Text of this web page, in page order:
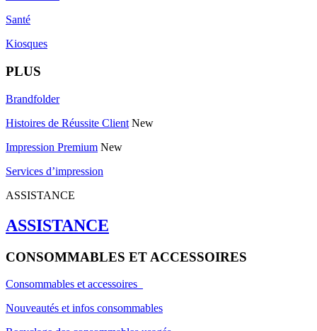
Santé
Kiosques
PLUS
Brandfolder
Histoires de Réussite Client New
Impression Premium New
Services d’impression
ASSISTANCE
ASSISTANCE
CONSOMMABLES ET ACCESSOIRES
Consommables et accessoires
Nouveautés et infos consommables